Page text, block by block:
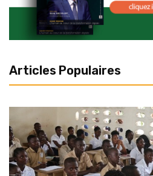
Articles Populaires